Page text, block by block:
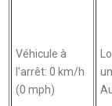
Véhicule à
l'arrêt: 0 km/h
(0 mph)